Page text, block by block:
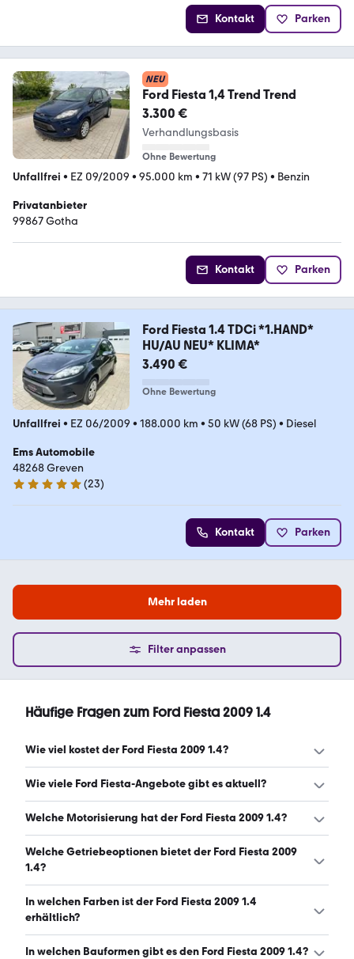
Kontakt Parken
NEU
Ford Fiesta 1,4 Trend Trend
3.300 €
Verhandlungsbasis
Ohne Bewertung
Unfallfrei • EZ 09/2009 • 95.000 km • 71 kW (97 PS) • Benzin
Privatanbieter
99867 Gotha
Kontakt Parken
Ford Fiesta 1.4 TDCi *1.HAND*
HU/AU NEU* KLIMA*
3.490 €
Ohne Bewertung
Unfallfrei • EZ 06/2009 • 188.000 km • 50 kW (68 PS) • Diesel
Ems Automobile
48268 Greven
5 Sterne
(23)
Kontakt Parken
Mehr laden
Filter anpassen
Häufige Fragen zum Ford Fiesta 2009 1.4
Wie viel kostet der Ford Fiesta 2009 1.4?
Ein guter Preis für einen Ford Fiesta 2009 1.4 liegt
Wie viele Ford Fiesta-Angebote gibt es aktuell?
Es gibt insgesamt 191 Ford Fiesta bei mobile.de, davon 191
Welche Motorisierung hat der Ford Fiesta 2009 1.4?
Der Ford Fiesta 2009 1.4 hat Leistungen zwischen 60 und
97 PS. (Stand: 10.8.2026)
Welche Getriebeoptionen bietet der Ford Fiesta 2009
1.4?
Der Ford Fiesta 2009 1.4 ist mit manuellem und
automatischem Getriebe erhältlich. (Stand: 10.8.2026)
In welchen Farben ist der Ford Fiesta 2009 1.4
erhältlich?
Den Ford Fiesta 2009 1.4 gibt es in folgenden Farben:
In welchen Bauformen gibt es den Ford Fiesta 2009 1.4?